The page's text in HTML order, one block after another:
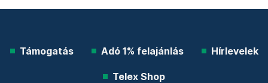
Támogatás Adó 1% felajánlás Hírlevelek
Telex Shop